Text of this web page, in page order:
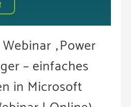
„Power
– einfaches
in Microsoft